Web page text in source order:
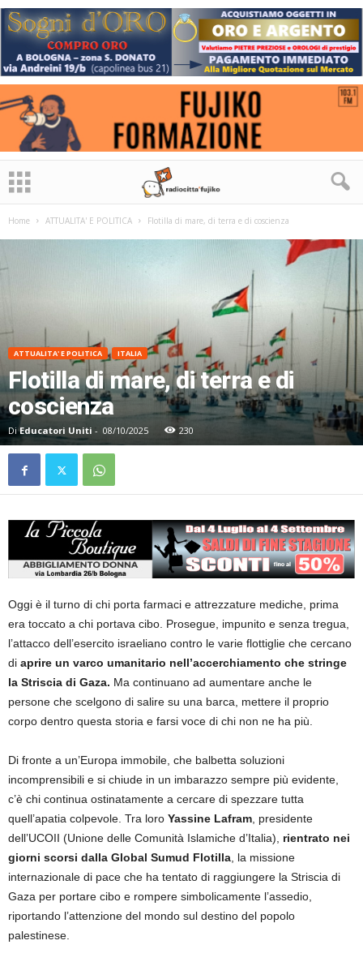
Home ATTUALITA' E POLITICA Flotilla di mare, di terra e di coscienza
ATTUALITA' E POLITICA ITALIA
Flotilla di mare, di terra e di
coscienza
Di Educatori Uniti - 08/10/2025 230
Oggi è il turno di chi porta farmaci e attrezzature mediche, prima
era toccato a chi portava cibo. Prosegue, impunito e senza tregua,
l’attacco dell’esercito israeliano contro le varie flottiglie che cercano
di aprire un varco umanitario nell’accerchiamento che stringe
la Striscia di Gaza. Ma continuano ad aumentare anche le
persone che scelgono di salire su una barca, mettere il proprio
corpo dentro questa storia e farsi voce di chi non ne ha più.
Di fronte a un’Europa immobile, che balbetta soluzioni
incomprensibili e si chiude in un imbarazzo sempre più evidente,
c’è chi continua ostinatamente a cercare di spezzare tutta
quell’apatia colpevole. Tra loro Yassine Lafram, presidente
dell’UCOII (Unione delle Comunità Islamiche d’Italia), rientrato nei
giorni scorsi dalla Global Sumud Flotilla, la missione
internazionale di pace che ha tentato di raggiungere la Striscia di
Gaza per portare cibo e rompere simbolicamente l’assedio,
riportando l’attenzione del mondo sul destino del popolo
palestinese.